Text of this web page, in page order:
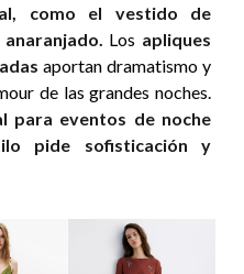
como el vestido de
Los apliques
aportan dramatismo y
de las grandes noches.
para eventos de noche
pide sofisticación y